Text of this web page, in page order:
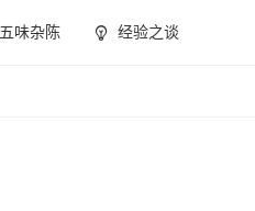
五味杂陈 经验之谈